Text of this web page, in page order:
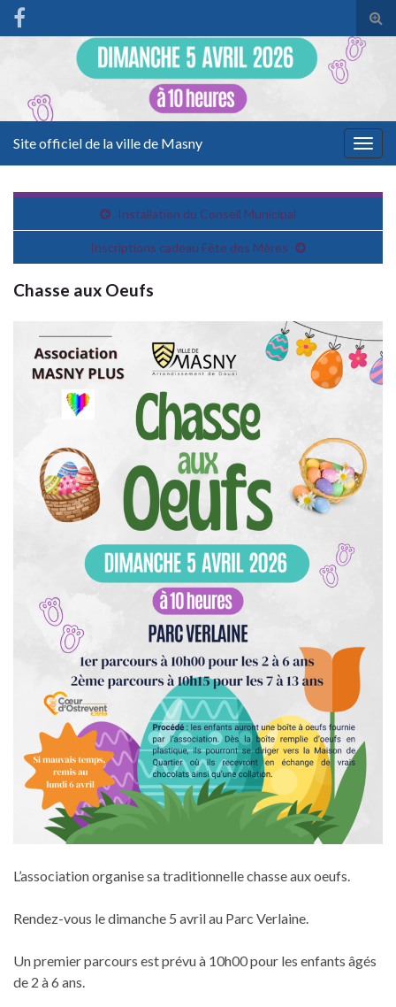
Site officiel de la ville de Masny
Installation du Conseil Municipal
Inscriptions cadeau Fête des Mères
Chasse aux Oeufs
L’association organise sa traditionnelle chasse aux oeufs.
Rendez-vous le dimanche 5 avril au Parc Verlaine.
Un premier parcours est prévu à 10h00 pour les enfants âgés
de 2 à 6 ans.